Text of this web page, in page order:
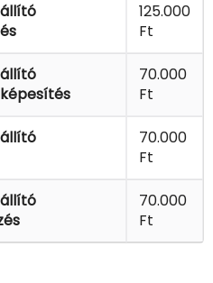
125.000
Ft
70.000
Ft
70.000
Ft
70.000
Ft